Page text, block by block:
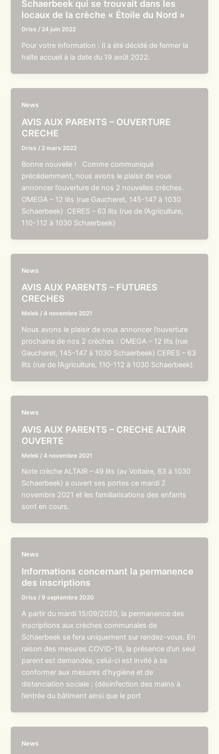
Schaerbeek qui se trouvait dans les
locaux de la crèche « Étoile du Nord »
Driss / 24 juin 2022
Pour votre information : Il a été décidé de fermer la
halte accueil à la date du 19 août 2022.
News
AVIS AUX PARENTS – OUVERTURE
CRECHE
Driss / 2 mars 2022
Bonne nouvelle ! Comme communiqué
précédemment, nous avons le plaisir de vous
annoncer l’ouverture de nos 2 nouvelles crèches.
OMEGA – 12 lits (rue Gaucheret, 145-147 à 1030
Schaerbeek) CERES – 63 lits (rue de l’Agriculture,
110-112 à 1030 Schaerbeek)
News
AVIS AUX PARENTS – FUTURES
CRECHES
Melek /4 novembre 2021
Nous avons le plaisir de vous annoncer l’ouverture
prochaine de nos 2 crèches : OMEGA – 12 lits (rue
Gaucheret, 145-147 à 1030 Schaerbeek) CERES – 63
lits (rue de l’Agriculture, 110-112 à 1030 Schaerbeek).
News
AVIS AUX PARENTS – CRECHE ALTAIR
OUVERTE
Melek /4 novembre 2021
Note crèche ALTAIR – 49 lits (av Voltaire, 63 à 1030
Schaerbeek) a ouvert ses portes ce mardi 2
novembre 2021 et les familiarisations des enfants
sont en cours.
News
Informations concernant la permanence
des inscriptions
Driss / 9 septembre 2020
A partir du mardi 15/09/2020, la permanence des
inscriptions aux crèches communales de
Schaerbeek se fera uniquement sur rendez-vous. En
raison des mesures COVID-19, la présence d’un seul
parent est demandée, celui-ci est invité à se
conformer aux mesures d’hygiène et de
distanciation sociale : (désinfection des mains à
l’entrée du bâtiment ainsi que le port
News